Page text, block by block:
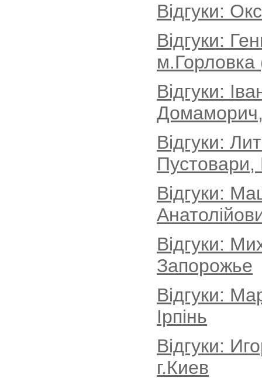
Відгуки:
Відгуки:
Відгуки:
Домаморич,
Відгуки:
Пустовари,
Відгуки:
Відгуки:
Запорожье
Відгуки:
Ірпінь
Відгуки:
г.Киев